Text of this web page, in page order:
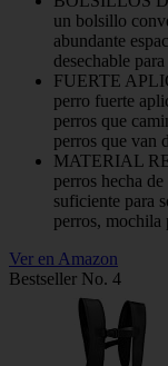
un bolsillo
abundante
desechable
FUERTE
perro fuerte
perros que
perros que van
MATERIAL
perros hecha
suficiente para
perros, mochila
Ver en Amazon
Bestseller No. 4